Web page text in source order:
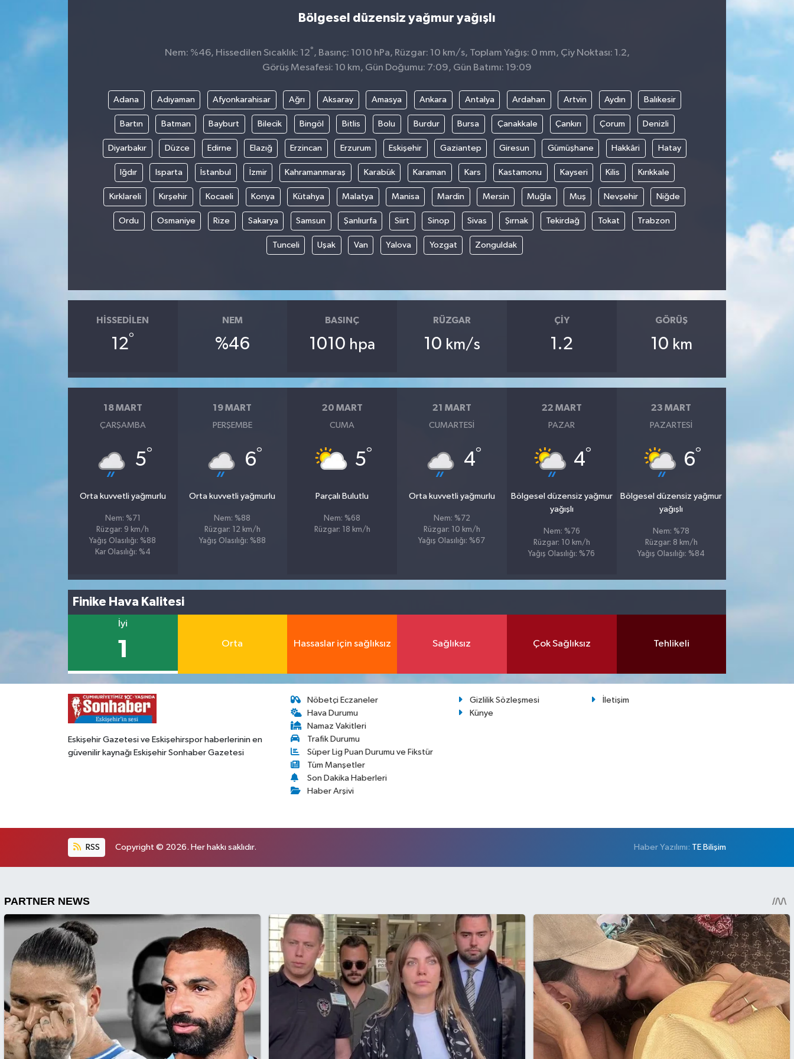
Bölgesel düzensiz yağmur yağışlı
Nem: %46, Hissedilen Sıcaklık: 12° , Basınç: 1010 hPa, Rüzgar: 10 km/s, Toplam Yağış: 0 mm, Çiy Noktası: 1.2,
Görüş Mesafesi: 10 km, Gün Doğumu: 7:09, Gün Batımı: 19:09
Adana Adıyaman Afyonkarahisar Ağrı Aksaray Amasya Ankara Antalya Ardahan Artvin Aydın Balıkesir
Bartın Batman Bayburt Bilecik Bingöl Bitlis Bolu Burdur Bursa Çanakkale Çankırı Çorum Denizli
Diyarbakır Düzce Edirne Elazığ Erzincan Erzurum Eskişehir Gaziantep Giresun Gümüşhane Hakkâri Hatay
Iğdır Isparta İstanbul İzmir Kahramanmaraş Karabük Karaman Kars Kastamonu Kayseri Kilis Kırıkkale
Kırklareli Kırşehir Kocaeli Konya Kütahya Malatya Manisa Mardin Mersin Muğla Muş Nevşehir Niğde
Ordu Osmaniye Rize Sakarya Samsun Şanlıurfa Siirt Sinop Sivas Şırnak Tekirdağ Tokat Trabzon
Tunceli Uşak Van Yalova Yozgat Zonguldak
HISSEDILEN
12°
NEM
%46
BASINÇ
1010 hpa
RÜZGAR
10 km/s
ÇIY
1.2
GÖRÜŞ
10 km
18 MART
ÇARŞAMBA
5°
Orta kuvvetli yağmurlu
Nem: %71
Rüzgar: 9 km/h
Yağış Olasılığı: %88
Kar Olasılığı: %4
19 MART
PERŞEMBE
6°
Orta kuvvetli yağmurlu
Nem: %88
Rüzgar: 12 km/h
Yağış Olasılığı: %88
20 MART
CUMA
5°
Parçalı Bulutlu
Nem: %68
Rüzgar: 18 km/h
21 MART
CUMARTESI
4°
Orta kuvvetli yağmurlu
Nem: %72
Rüzgar: 10 km/h
Yağış Olasılığı: %67
22 MART
PAZAR
4°
Bölgesel düzensiz yağmur
yağışlı
Nem: %76
Rüzgar: 10 km/h
Yağış Olasılığı: %76
23 MART
PAZARTESI
6°
Bölgesel düzensiz yağmur
yağışlı
Nem: %78
Rüzgar: 8 km/h
Yağış Olasılığı: %84
Finike Hava Kalitesi
İyi
1 Orta Hassaslar için sağlıksız Sağlıksız Çok Sağlıksız Tehlikeli
Eskişehir Gazetesi ve Eskişehirspor haberlerinin en
güvenilir kaynağı Eskişehir Sonhaber Gazetesi
Nöbetçi Eczaneler
Hava Durumu
Namaz Vakitleri
Trafik Durumu
Süper Lig Puan Durumu ve Fikstür
Tüm Manşetler
Son Dakika Haberleri
Haber Arşivi
Gizlilik Sözleşmesi
İletişim
Künye
RSS Copyright © 2026. Her hakkı saklıdır. Haber Yazılımı: TE Bilişim
Siyaset